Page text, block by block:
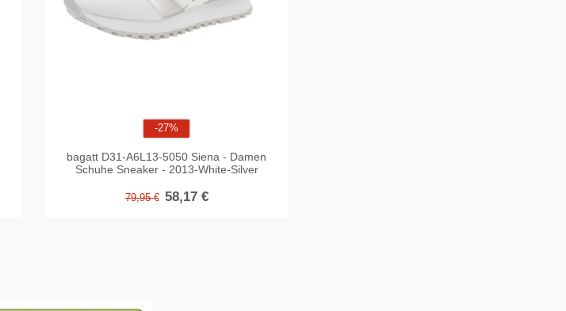
-27%
bagatt D31-A6L13-5050 Siena - Damen
Schuhe Sneaker - 2013-White-Silver
79,95 € 58,17 €